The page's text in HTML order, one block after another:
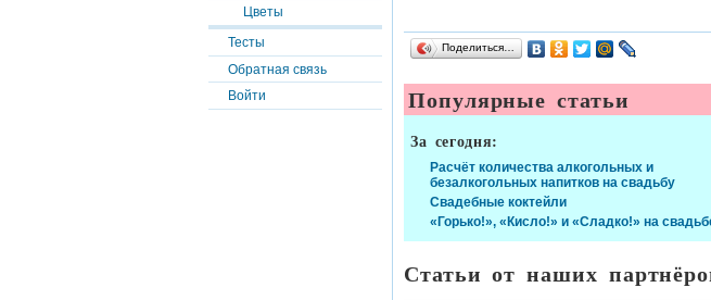
Цветы
Тесты
Обратная связь
Войти
Поделиться…
Популярные статьи
За сегодня:
Расчёт количества алкогольных и
безалкогольных напитков на свадьбу
Свадебные коктейли
«Горько!», «Кисло!» и «Сладко!» на
Статьи от наших